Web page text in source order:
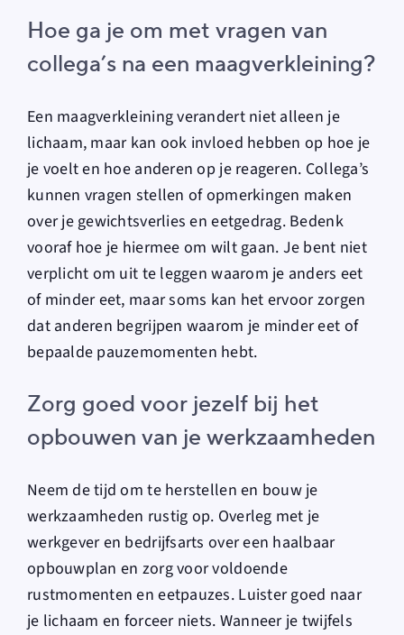
Hoe ga je om met vragen van
collega’s na een maagverkleining?
Een maagverkleining verandert niet alleen je
lichaam, maar kan ook invloed hebben op hoe je
je voelt en hoe anderen op je reageren. Collega’s
kunnen vragen stellen of opmerkingen maken
over je gewichtsverlies en eetgedrag. Bedenk
vooraf hoe je hiermee om wilt gaan. Je bent niet
verplicht om uit te leggen waarom je anders eet
of minder eet, maar soms kan het ervoor zorgen
dat anderen begrijpen waarom je minder eet of
bepaalde pauzemomenten hebt.
Zorg goed voor jezelf bij het
opbouwen van je werkzaamheden
Neem de tijd om te herstellen en bouw je
werkzaamheden rustig op. Overleg met je
werkgever en bedrijfsarts over een haalbaar
opbouwplan en zorg voor voldoende
rustmomenten en eetpauzes. Luister goed naar
je lichaam en forceer niets. Wanneer je twijfels